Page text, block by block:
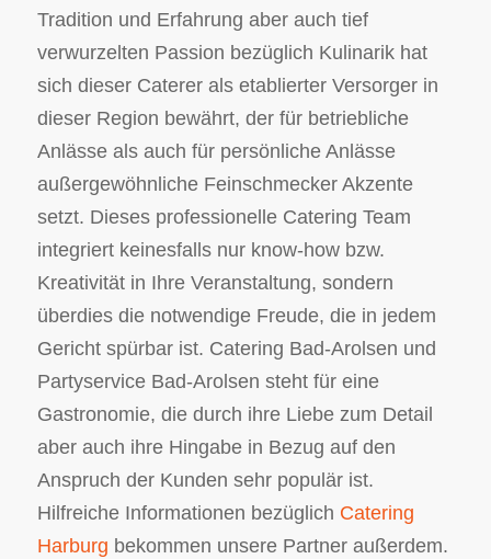
Tradition und Erfahrung aber auch tief
verwurzelten Passion bezüglich Kulinarik hat
sich dieser Caterer als etablierter Versorger in
dieser Region bewährt, der für betriebliche
Anlässe als auch für persönliche Anlässe
außergewöhnliche Feinschmecker Akzente
setzt. Dieses professionelle Catering Team
integriert keinesfalls nur know-how bzw.
Kreativität in Ihre Veranstaltung, sondern
überdies die notwendige Freude, die in jedem
Gericht spürbar ist. Catering Bad-Arolsen und
Partyservice Bad-Arolsen steht für eine
Gastronomie, die durch ihre Liebe zum Detail
aber auch ihre Hingabe in Bezug auf den
Anspruch der Kunden sehr populär ist.
Hilfreiche Informationen bezüglich Catering
Harburg bekommen unsere Partner außerdem.